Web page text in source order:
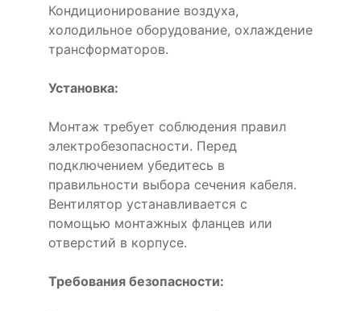
Кондиционирование воздуха,
холодильное оборудование, охлаждение
трансформаторов.
Установка:
Монтаж требует соблюдения правил
электробезопасности. Перед
подключением убедитесь в
правильности выбора сечения кабеля.
Вентилятор устанавливается с
помощью монтажных фланцев или
отверстий в корпусе.
Требования безопасности: